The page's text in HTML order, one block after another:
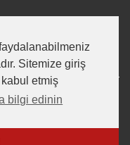
Sitemize giriş
kabul etmiş
bilgi edinin
Hakları Saklıdır.